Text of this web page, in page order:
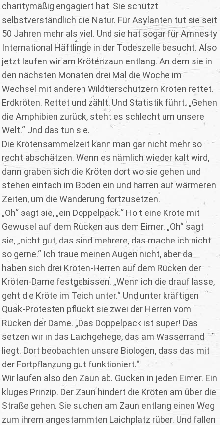
charitymäßig engagiert hat. Sie schützt
selbstverständlich die Natur. Für Asylanten tut sie seit
50 Jahren mehr als viel. Und sie hat sogar für Amnesty
International Häftlinge in der Todeszelle besucht. Also
jetzt laufen wir am Krötenzaun entlang. An dem sie in
den nächsten Monaten drei Mal die Woche im
Wechsel mit anderen Wildtierschützern Kröten rettet.
Erdkröten. Rettet und zählt. Und Statistik führt. „Gehen
die Amphibien zurück, steht es schlecht um unsere
Welt.“ Und das tun sie.
Die Krötensammelzeit kann man gar nicht mehr so
recht abschätzen. Wenn es nämlich wieder kalt wird,
dann graben sich die Kröten dort wo sie gehen und
stehen einfach im Boden ein und harren auf wärmeren
Zeiten, um die Wanderung fortzusetzen.
„Oh“ sagt sie, „ein Doppelpack.“ Holt eine Kröte mit
Gewusel auf dem Rücken aus dem Eimer. „Oh“ sagt
sie, „nicht gut, das sind mehrere, das mache ich nicht
so gerne.“ Ich traue meinen Augen nicht, aber da
haben sich drei Kröten-Herren auf dem Rücken der
Kröten-Dame festgebissen. „Wenn ich die drauf lasse,
geht die Kröte im Teich unter.“ Und unter kräftigen
Quak-Protesten pflückt sie zwei der Herren vom
Rücken der Dame. „Das Doppelpack ist super! Das
setzen wir in das Laichgehege, das am Wasserrand
liegt. Dort beobachten unsere Biologen, dass das mit
der Fortpflanzung gut funktioniert.“
Wir laufen also den Zaun ab. Gucken in jeden Eimer. Ein
kluges Prinzip. Der Zaun hindert die Kröten am über die
Straße gehen. Sie suchen am Zaun entlang einen Weg
zum ihrem angestammten Laichplatz rüber. Und fallen